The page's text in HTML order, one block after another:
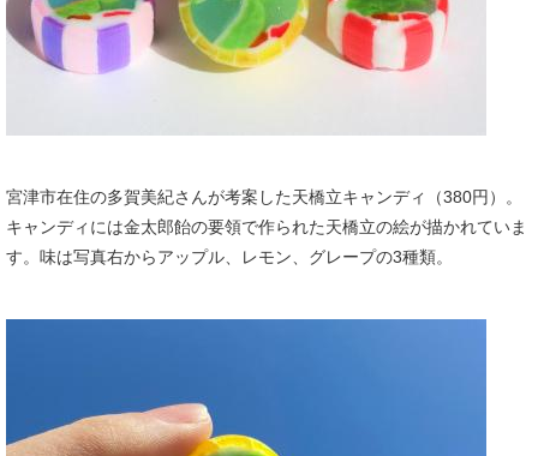
宮津市在住の多賀美紀さんが考案した天橋立キャンディ（380円）。
キャンディには金太郎飴の要領で作られた天橋立の絵が描かれていま
す。味は写真右からアップル、レモン、グレープの3種類。